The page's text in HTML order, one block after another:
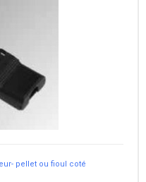
pellet ou fioul coté